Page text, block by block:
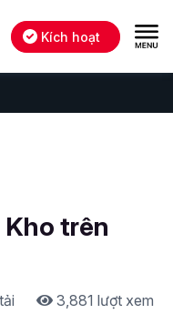
Kích hoạt
trên
3,881 lượt xem